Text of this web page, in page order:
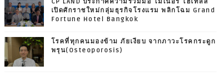
เปิดศักราชใหม่กลุ่มธุรกิจโรงแรม พลิกโฉม Grand
Fortune Hotel Bangkok
โรคที่ทุกคนมองข้าม ภัยเงียบ จากภาวะโรคกระดูก
พรุน(Osteoporosis)